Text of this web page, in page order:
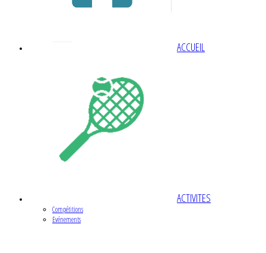
ACCUEIL
ACTIVITES
Compétitions
Evénements